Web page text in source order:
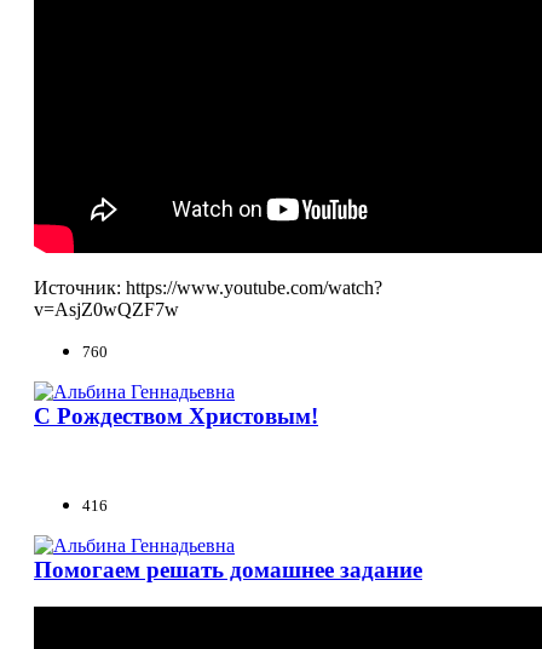
Источник: https://www.youtube.com/watch?
v=AsjZ0wQZF7w
760
С Рождеством Христовым!
416
Помогаем решать домашнее задание